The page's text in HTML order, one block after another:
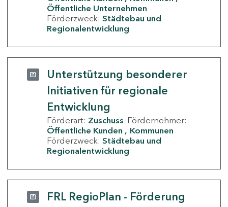
Öffentliche Unternehmen
Förderzweck: Städtebau und
Regionalentwicklung
Unterstützung besonderer
Initiativen für regionale
Entwicklung
Förderart: Zuschuss Fördernehmer:
Öffentliche Kunden
Kommunen
Förderzweck: Städtebau und
Regionalentwicklung
FRL RegioPlan - Förderung